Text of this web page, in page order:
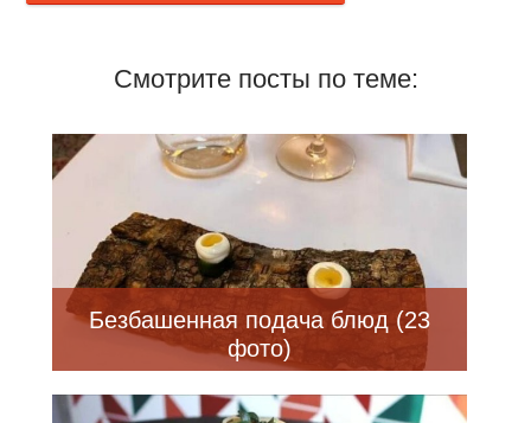
Смотрите посты по теме:
Безбашенная подача блюд (23
фото)